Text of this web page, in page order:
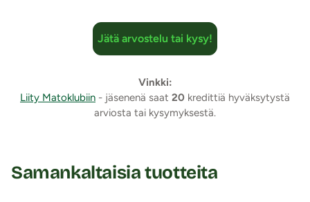
Lähetyspaketin koko: 30 x 21 x 8 cm
Lähetyksen paino: ~ 0.5 kg
Jätä arvostelu tai kysy!
Vinkki:
Liity Matoklubiin - jäsenenä saat 20 kredittiä hyväksytystä
arviosta tai kysymyksestä.
Samankaltaisia tuotteita